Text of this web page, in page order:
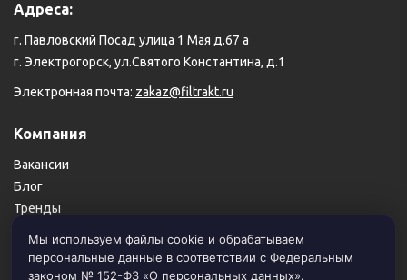
Адреса:
г. Павловский Посад улица 1 Мая д.67 а
г. Электрогорск, ул.Святого Константина, д.1
Электронная почта: zakaz@filtrakt.ru
Компания
Вакансии
Блог
Тренды
Карта сайта
Пользовательское соглашение
Мы используем файлы cookie и обрабатываем
персональные данные в соответствии с Федеральным
законом № 152-ФЗ «О персональных данных».